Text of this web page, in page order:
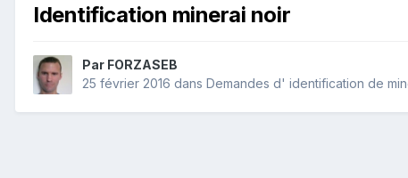
Identification minerai noir
Par FORZASEB
25 février 2016 dans Demandes d' identification de